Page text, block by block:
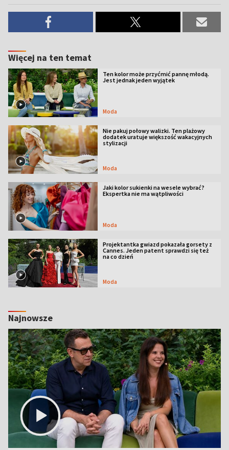
Więcej na ten temat
Ten kolor może przyćmić pannę młodą.
Jest jednak jeden wyjątek
Moda
Nie pakuj połowy walizki. Ten plażowy
dodatek uratuje większość wakacyjnych
stylizacji
Moda
Jaki kolor sukienki na wesele wybrać?
Ekspertka nie ma wątpliwości
Moda
Projektantka gwiazd pokazała gorsety z
Cannes. Jeden patent sprawdzi się też
na co dzień
Moda
Najnowsze